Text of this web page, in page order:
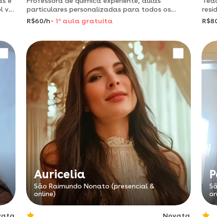
particulares personalizadas para todos os
níveis educacionais.
R$60/h 1 a aula gratuita
Auricelia
São Raimundo Nonato (presencial &
online)
Novata